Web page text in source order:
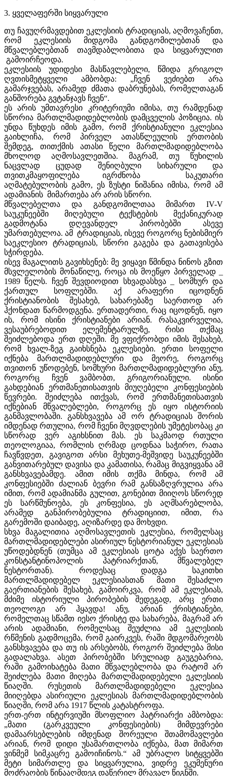
3. ყველაფერში სიყვარული
თუ ჩავუღრმავდებით ეკლესიის ტრადიციას, აღმოვაჩენთ,
რომ ეკლესიის მიდგომა განდგომილებთან და
მწვალებლებთან თავმდაბლობითა და სიყვარულით
გამოირჩეოდა.
ეკლესიის უდიდესი მასწავლებელი, წმიდა გრიგოლ
ღვთისმეტყველი ამბობდა: „ჩვენ ვეძიებთ არა
გამარჯვებას, არამედ ძმათა დაბრუნებას, რომელთაგან
განშორება გვტანჯავს ჩვენ“.
ეს არის უმთავრესი კრიტერიუმი იმისა, თუ რამდენად
სწორია მართლმადიდებლობის დამცველის პოზიცია. ის
უნდა წუხდეს იმის გამო, რომ ქრისტიანული ეკლესია
გაიხლიჩა, რომ პირველ ათასწლეულის ერთობის
შემდეგ, თითქმის ათასი წელი მართლმადიდებლობა
მხოლოდ აღმოსავლეთშია. მაგრამ, თუ წუხილის
ნაცვლად ცუდად შენიღბული სიხარული და
თვითკმაყოფილება იგრძნობა საკუთარი
აღმატებულობის გამო, ეს ზუსტი ნიშანია იმისა, რომ ამ
ადამიანის მიმართება არ არის სწორი.
მწვალებელთა და განდგომილთაა მიმართ IV-V
საუკუნეებში მიღებული ტექსტების მექანიკურად
გადმოტანა დღევანდელ პირობებში ასევე
უმართებულოა. ამ ტრადიციას, ისევე როგორც ნებისმიერ
საეკლესიო ტრადიციას, სწორი გაგება და გათავისება
სჭირდება.
ისევ მაგალითს გავიხსენებ: მე ვიყავი წმინდა ნინოს გზით
მსვლელობის მონაწილე, როცა ის მოეწყო პირველად _
1989 წელს. ჩვენ შევდიოდით სხვადასხვა _ სომხურ და
ქართულ სოფლებში. აქ არაფერი იცოდნენ
ქრისტიანობის შესახებ, სახარებაზე საერთოდ არ
ჰქონდათ წარმოდგენა. ერთადერთი, რაც იცოდნენ, იყო
ის, რომ ისინი ქრისტიანები არიან. რასაკვირველია,
ვესაუბრებოდით ელემენტარულზე, რისი თქმაც
შეიძლებოდა ერთ დღეში. მე ვფიქრობდი იმის შესახებ,
რომ ხვალ-ზეგ გაიხსნება ეკლესიები. ერთი სოფელი
იქნება მართლმადიდებლური და მეორე, როგორც
თვითონ უწოდებენ, სომხური მართლმადიდებლური ანუ,
როგორც ჩვენ ვამბობთ, გრიგორიანული. ისინი
გახდებიან ერთმანეთისათვის მიუღებელი კონფესიების
წევრები. შეიძლება ითქვას, რომ ერთმანეთისათვის
იქნებიან მწვალებლები, როგორც ეს იყო ისტორიის
განმავლობაში. განსხვავება ამ ორ ტრადიციას შორის
იმდენად რთულია, რომ ჩვენი მღვდლების უმეტესობაც კი
სწორად ვერ აგიხსნით მას. ეს საკმაოდ რთული
თეოლოგიაა, რომლის ღრმად ცოდნაა საჭირო, რათა
ჩავწვდეთ, გავიგოთ არსი მეხუთე-მეშვიდე საუკუნეებში
განვითარებულ დავისა და კამათისა, რამაც მიგვიყვანა ამ
განსხვავებამდე. ამით იმის თქმა მინდა, რომ ამ
კონფესიებში ძალიან ბევრი რამ განსაზღვრულია არა
იმით, რომ ადამიანმა გულით, გონებით მიიღოს სწორედ
ეს სარწმუნოება, ეს კონფესია, ეს აღმსარებლობა,
არამედ განპირობებულია ტრადიციით, იმით, რა
გარემოში დაიბადე, აღიზარდე და მოხვდი.
სხვა მაგალითია აღმოსავლეთის ეკლესია, რომელსაც
მართლმადიდებლები ასირიულ ნესტორიანულ ეკლესიას
უწოდებდნენ (თუმცა ამ ეკლესიას ცოტა აქვს საერთო
კონსტანტინოპოლის პატრიარქთან, მწვალებელ
ნესტორთან). როდესაც დადგა საკითხი
მართლმადიდებელ ეკლესიასთან მათი შესაძლო
გაერთიანების შესახებ, გამოირკვა, რომ ამ ეკლესიას,
მძიმე ისტორიული პირობების შედეგად, არც ერთი
თეოლოგი არ ჰყავდა! ანუ, არიან ქრისტიანები,
რომელთაც სწამთ იესო ქრისტე და სახარება, მაგრამ არ
არის ადამიანი, რომელსაც შეუძლია ამ ეკლესიის
რწმენის გადმოცემა, რომ გაირკვეს, რაში მდგომარეობს
განსხვავება და თუ ის არსებობს, როგორ შეიძლება მისი
გადალახვა. ასეთ პირობებში სრულიად გაუგებარია,
რაში გამოიხატება მათი მწვალებლობა და რატომ არ
შეიძლება მათი მიღება მართლმადიდებელი ეკლესიის
წიაღში. რუსეთის მართლმადიდებელი ეკლესია
მიიღებდა ასირიული ეკლესიას მართლმადიდებლობის
წიაღში, რომ არა 1917 წლის კატასტროფა.
ერთ-ერთ ინტერვიუში მსოფლიო პატრიარქი ამბობდა:
„მათი (გარკვეული კონფესიების) მიმდევრები
დამაარსებლების იმდენად შორეული შთამომავლები
არიან, რომ დიდი უსამართლობა იქნება, მათ მიმართ
ვინმემ სიმკაცრე გამოიჩინოს.“ ამ უბრალო სიტყვებში
მეტი სიმართლე და სიყვარულია, ვიდრე ეკუმენური
მოძრაობის წინააღმდეგ დაწერილ მრავალ წიგნში.